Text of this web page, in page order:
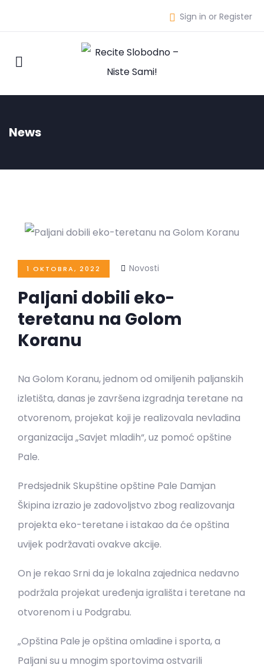
Sign in or Register
News
1 OKTOBRA, 2022 Novosti
Paljani dobili eko-
teretanu na Golom
Koranu
Na Golom Koranu, jednom od omiljenih paljanskih
izletišta, danas je završena izgradnja teretane na
otvorenom, projekat koji je realizovala nevladina
organizacija „Savjet mladih“, uz pomoć opštine
Pale.
Predsjednik Skupštine opštine Pale Damjan
Škipina izrazio je zadovoljstvo zbog realizovanja
projekta eko-teretane i istakao da će opština
uvijek podržavati ovakve akcije.
On je rekao Srni da je lokalna zajednica nedavno
podržala projekat uređenja igrališta i teretane na
otvorenom i u Podgrabu.
„Opština Pale je opština omladine i sporta, a
Paljani su u mnogim sportovima ostvarili